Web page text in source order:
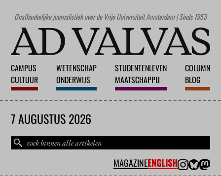
Onafhankelijke journalistiek over de Vrije Universiteit Amsterdam | Sinds 1953
CAMPUS
CULTUUR
WETENSCHAP
ONDERWIJS
STUDENTENLEVEN
MAATSCHAPPIJ
COLUMN
BLOG
7 AUGUSTUS 2026
MAGAZINEENGLISH